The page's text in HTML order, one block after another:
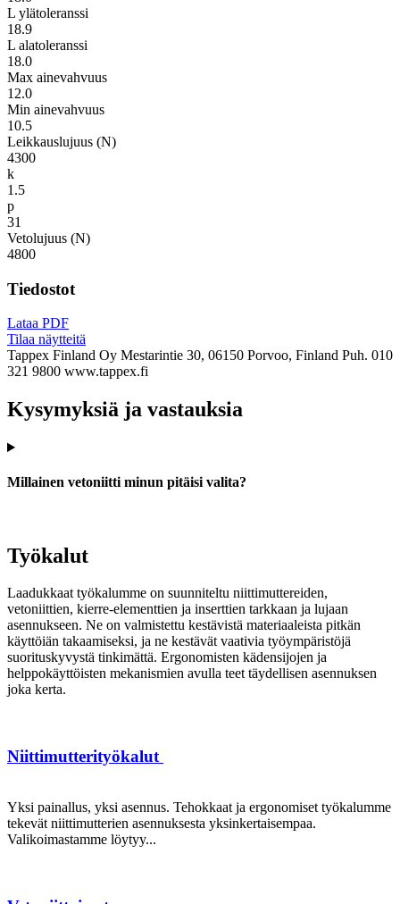
L ylätoleranssi
18.9
L alatoleranssi
18.0
Max ainevahvuus
12.0
Min ainevahvuus
10.5
Leikkauslujuus (N)
4300
k
1.5
p
31
Vetolujuus (N)
4800
Tiedostot
Lataa PDF
Tilaa näytteitä
Tappex Finland Oy Mestarintie 30, 06150 Porvoo, Finland Puh. 010
321 9800 www.tappex.fi
Kysymyksiä ja vastauksia
Millainen vetoniitti minun pitäisi valita?
Työkalut
Laadukkaat työkalumme on suunniteltu niittimuttereiden,
vetoniittien, kierre-elementtien ja inserttien tarkkaan ja lujaan
asennukseen. Ne on valmistettu kestävistä materiaaleista pitkän
käyttöiän takaamiseksi, ja ne kestävät vaativia työympäristöjä
suorituskyvystä tinkimättä. Ergonomisten kädensijojen ja
helppokäyttöisten mekanismien avulla teet täydellisen asennuksen
joka kerta.
Niittimutterityökalut
Yksi painallus, yksi asennus. Tehokkaat ja ergonomiset työkalumme
tekevät niittimutterien asennuksesta yksinkertaisempaa.
Valikoimastamme löytyy...